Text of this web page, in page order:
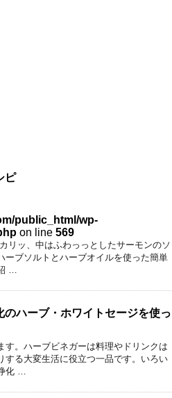
ピ
public_html/wp-
on line 569
リッ、中はふわっっとしたサーモンのソ
ーブソルトとハーブオイルを使った簡単
…
のハーブ・ホワイトセージを使っ
。ハーブビネガーは料理やドリンクは
する大変生活に役立つ一品です。いろい
化 …